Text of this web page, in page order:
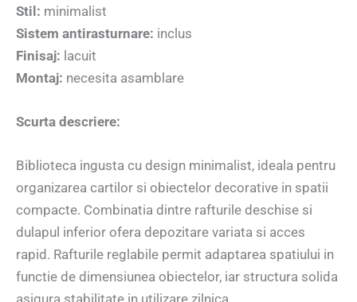
Stil: minimalist
Sistem antirasturnare: inclus
Finisaj: lacuit
Montaj: necesita asamblare
Scurta descriere:
Biblioteca ingusta cu design minimalist, ideala pentru
organizarea cartilor si obiectelor decorative in spatii
compacte. Combinatia dintre rafturile deschise si
dulapul inferior ofera depozitare variata si acces
rapid. Rafturile reglabile permit adaptarea spatiului in
functie de dimensiunea obiectelor, iar structura solida